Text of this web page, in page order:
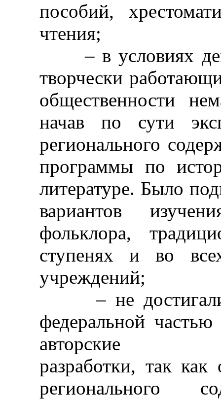
пособий,
чтения;
– в условиях
творчески
общественности
начав по сути
регионального
программы по
литературе. Было
вариантов
фольклора,
ступенях и во
учреждений;
– не достигали
федеральной частью
авторские
разработки, так как
регионального